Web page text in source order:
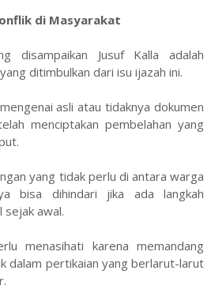
di Masyarakat
disampaikan Jusuf Kalla adalah
ditimbulkan dari isu ijazah ini.
asli atau tidaknya dokumen
menciptakan pembelahan yang
yang tidak perlu di antara warga
bisa dihindari jika ada langkah
sejak awal.
menasihati karena memandang
dalam pertikaian yang berlarut-larut